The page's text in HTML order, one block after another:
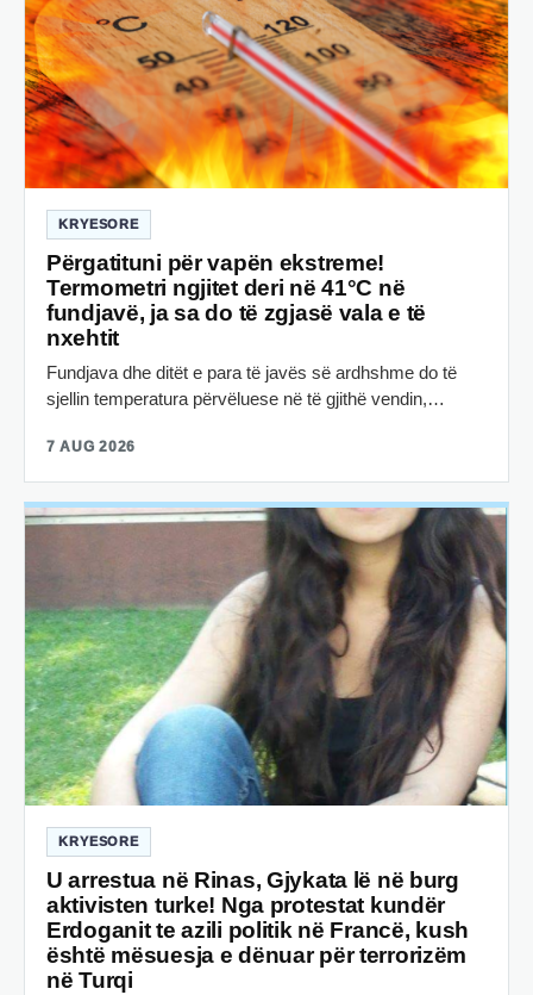
KRYESORE
Përgatituni për vapën ekstreme!
Termometri ngjitet deri në 41°C në
fundjavë, ja sa do të zgjasë vala e të
nxehtit
Fundjava dhe ditët e para të javës së ardhshme do të
sjellin temperatura përvëluese në të gjithë vendin,…
7 AUG 2026
KRYESORE
U arrestua në Rinas, Gjykata lë në burg
aktivisten turke! Nga protestat kundër
Erdoganit te azili politik në Francë, kush
është mësuesja e dënuar për terrorizëm
në Turqi